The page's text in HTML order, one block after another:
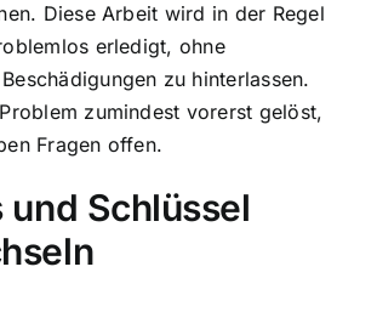
Diese Arbeit wird in der Regel
erledigt, ohne
zu hinterlassen.
zumindest vorerst gelöst,
Fragen offen.
und Schlüssel